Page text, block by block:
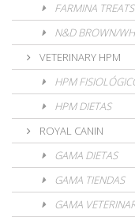
FARMINA TREATS
N&D BROWN/
VETERINARY HPM
HPM
HPM DIETAS
ROYAL CANIN
GAMA DIETAS
GAMA TIENDAS
GAMA